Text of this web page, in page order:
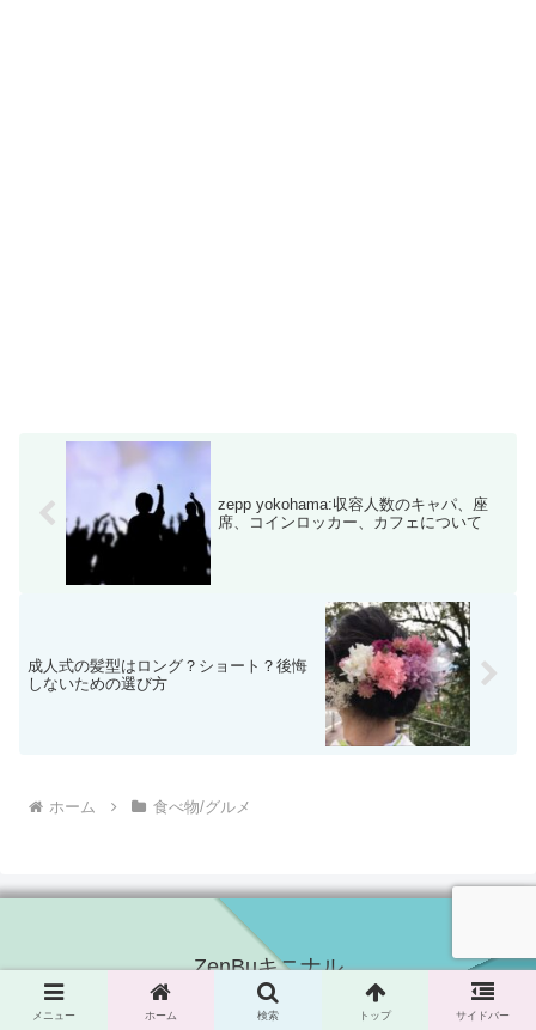
zepp yokohama:収容人数のキャパ、座
席、コインロッカー、カフェについて
成人式の髪型はロング？ショート？後悔
しないための選び方
ホーム 食べ物/グルメ
ZenBuキニナル
TOP
運営者情報
メニュー ホーム 検索 トップ サイドバー